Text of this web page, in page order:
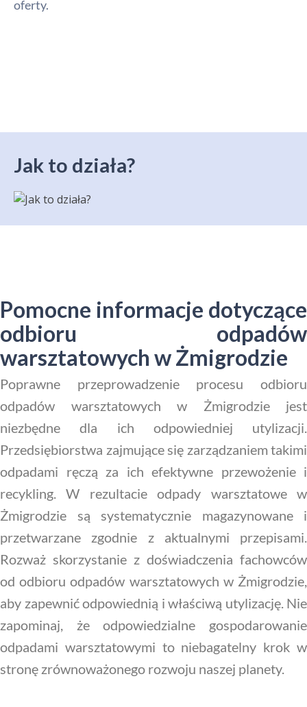
oferty.
Jak to działa?
Pomocne informacje dotyczące
odbioru odpadów
warsztatowych w Żmigrodzie
Poprawne przeprowadzenie procesu odbioru
odpadów warsztatowych w Żmigrodzie jest
niezbędne dla ich odpowiedniej utylizacji.
Przedsiębiorstwa zajmujące się zarządzaniem takimi
odpadami ręczą za ich efektywne przewożenie i
recykling. W rezultacie odpady warsztatowe w
Żmigrodzie są systematycznie magazynowane i
przetwarzane zgodnie z aktualnymi przepisami.
Rozważ skorzystanie z doświadczenia fachowców
od odbioru odpadów warsztatowych w Żmigrodzie,
aby zapewnić odpowiednią i właściwą utylizację. Nie
zapominaj, że odpowiedzialne gospodarowanie
odpadami warsztatowymi to niebagatelny krok w
stronę zrównoważonego rozwoju naszej planety.